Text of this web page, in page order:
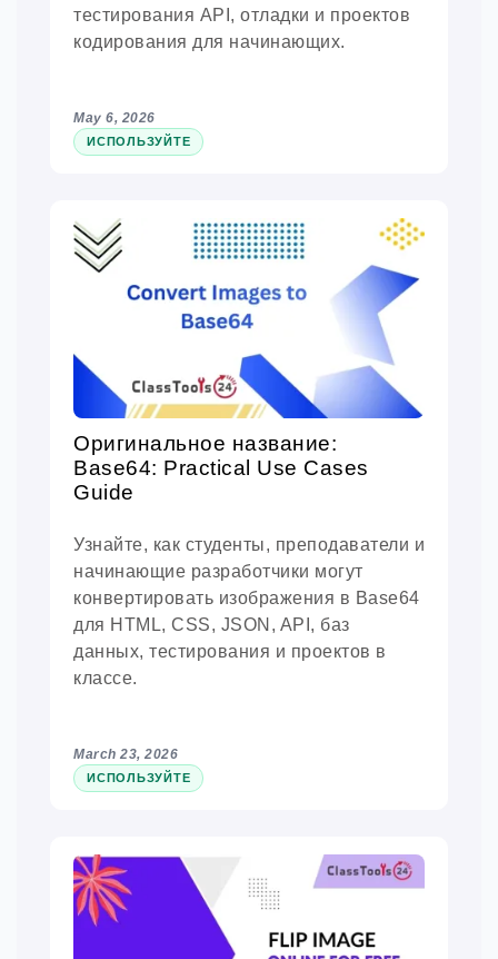
тестирования API, отладки и проектов
кодирования для начинающих.
May 6, 2026
ИСПОЛЬЗУЙТЕ
Оригинальное название:
Base64: Practical Use Cases
Guide
Узнайте, как студенты, преподаватели и
начинающие разработчики могут
конвертировать изображения в Base64
для HTML, CSS, JSON, API, баз
данных, тестирования и проектов в
классе.
March 23, 2026
ИСПОЛЬЗУЙТЕ